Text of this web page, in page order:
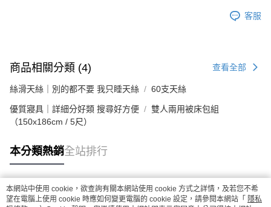
客服
商品相關分類 (4) 查看全部
絲滑天絲｜別的都不要 我只睡天絲 60支天絲
優質寢具｜詳細分好類 搜尋好方便
雙人兩用被床包組
（150x186cm / 5尺）
本分類熱銷全站排行
熱門標籤
本網站中使用 cookie，欲查詢有關本網站使用 cookie 方式之詳情，及若您不希
望在電腦上使用 cookie 時應如何變更電腦的 cookie 設定，請參閱本網站「 隱私